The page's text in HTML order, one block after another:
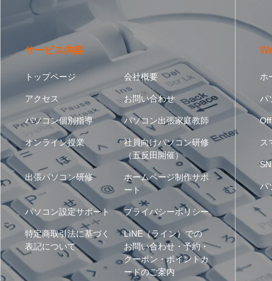
サービス内容
トップページ 会社概要
アクセス お問い合わせ
パソコン個別指導 パソコン出張家庭教師
オンライン授業
社員向けパソコン研修
（五反田開催）
出張パソコン研修
ホームページ制作サポ
ート
パソコン設定サポート プライバシーポリシー
特定商取引法に基づく
表記について
LINE（ライン）での
お問い合わせ・予約・
クーポン・ポイントカ
ードのご案内
ホ
パ
ス
パ